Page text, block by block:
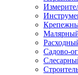
Садово-